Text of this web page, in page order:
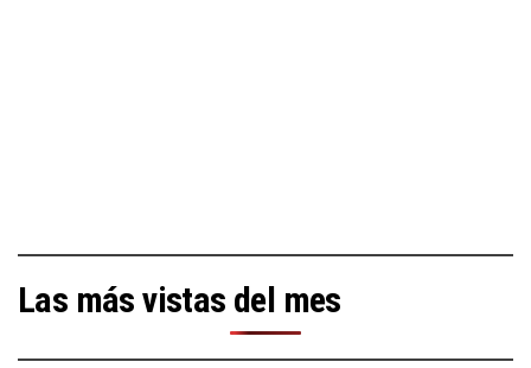
Las más vistas del mes